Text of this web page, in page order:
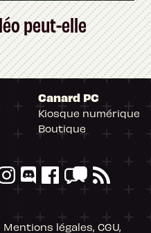
peut-elle
Canard PC
Kiosque numérique
Boutique
Mentions légales, CGU,